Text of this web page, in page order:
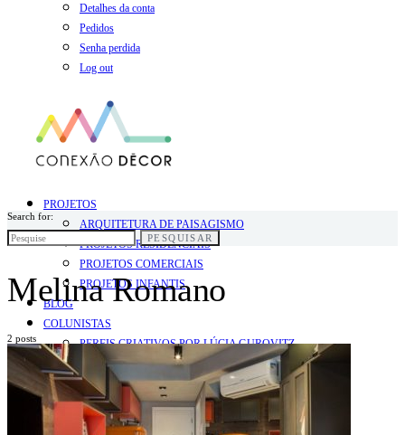
Detalhes da conta
Pedidos
Senha perdida
Log out
PROJETOS
ARQUITETURA DE PAISAGISMO
PROJETOS RESIDENCIAIS
PROJETOS COMERCIAIS
PROJETOS INFANTIS
BLOG
COLUNISTAS
PERFIS CRIATIVOS POR LÚCIA GUROVITZ
COLUNA SERGIO ZOBARAN
COLUNA WAIR DE PAULA
ARTE.IN.FORMA
CONEXÕES
Search for:
PESQUISAR
Melina Romano
2 posts